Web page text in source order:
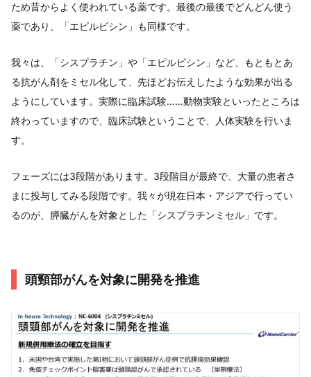
ため昔からよく使われている薬です。最後の最後でどんどん使う
薬であり、「エピルビシン」も同様です。
我々は、「シスプラチン」や「エピルビシン」など、もともとあ
る抗がん剤をミセル化して、先ほどお伝えしたような効果が出る
ようにしています。実際に臨床試験……動物実験といったところは
終わっていますので、臨床試験ということで、人体実験を行いま
す。
フェーズには3段階があります。3段階目が最終で、大量の患者さ
まに投与してみる段階です。我々が現在日本・アジアで行ってい
るのが、膵臓がんを対象とした「シスプラチンミセル」です。
頭頸部がんを対象に開発を推進